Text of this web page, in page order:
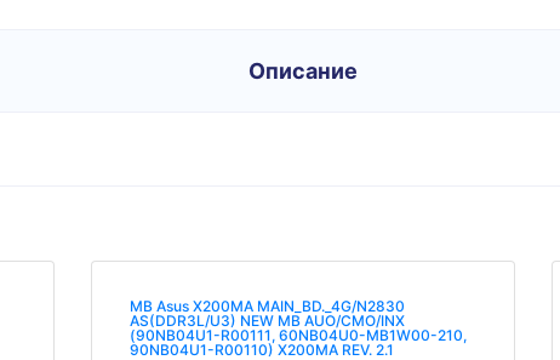
Описание
MB Asus X200MA MAIN_BD._4G/N2830
AS(DDR3L/U3) NEW MB AUO/CMO/INX
(90NB04U1-R00111, 60NB04U0-MB1W00-210,
90NB04U1-R00110) X200MA REV. 2.1